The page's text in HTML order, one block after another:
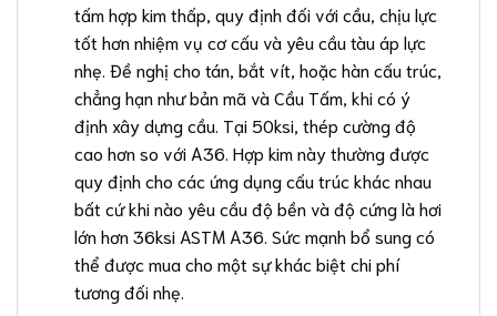
tấm hợp kim thấp, quy định đối với cầu, chịu lực
tốt hơn nhiệm vụ cơ cấu và yêu cầu tàu áp lực
nhẹ. Đề nghị cho tán, bắt vít, hoặc hàn cấu trúc,
chẳng hạn như bản mã và Cầu Tấm, khi có ý
định xây dựng cầu. Tại 50ksi, thép cường độ
cao hơn so với A36. Hợp kim này thường được
quy định cho các ứng dụng cấu trúc khác nhau
bất cứ khi nào yêu cầu độ bền và độ cứng là hơi
lớn hơn 36ksi ASTM A36. Sức mạnh bổ sung có
thể được mua cho một sự khác biệt chi phí
tương đối nhẹ.